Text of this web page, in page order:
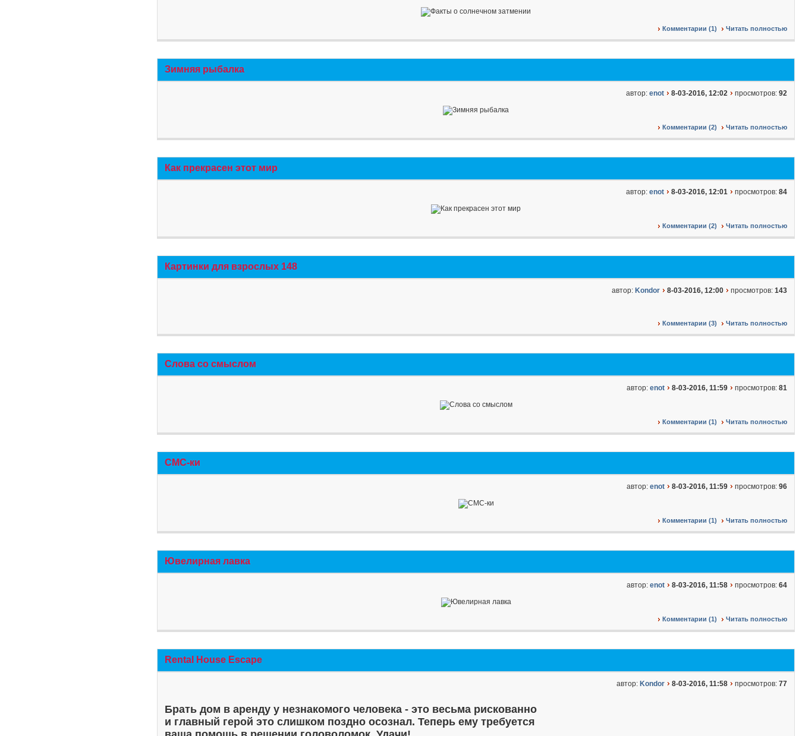
Комментарии (1) Читать полностью
Зимняя рыбалка
автор: enot 8-03-2016, 12:02 просмотров: 92
Комментарии (2) Читать полностью
Как прекрасен этот мир
автор: enot 8-03-2016, 12:01 просмотров: 84
Комментарии (2) Читать полностью
Картинки для взрослых 148
автор: Kondor 8-03-2016, 12:00 просмотров: 143
Комментарии (3) Читать полностью
Слова со смыслом
автор: enot 8-03-2016, 11:59 просмотров: 81
Комментарии (1) Читать полностью
СМС-ки
автор: enot 8-03-2016, 11:59 просмотров: 96
Комментарии (1) Читать полностью
Ювелирная лавка
автор: enot 8-03-2016, 11:58 просмотров: 64
Комментарии (1) Читать полностью
Rental House Escape
автор: Kondor 8-03-2016, 11:58 просмотров: 77
Брать дом в аренду у незнакомого человека - это весьма рискованно
и главный герой это слишком поздно осознал. Теперь ему требуется